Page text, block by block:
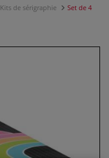
Kits de sérigraphie
Set de 4